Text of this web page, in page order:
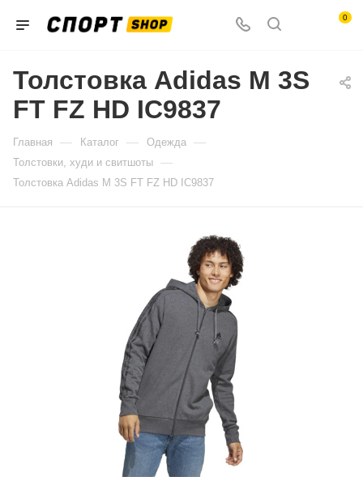
0
Толстовка Adidas M 3S
FT FZ HD IC9837
Главная — Каталог — Одежда —
Толстовки, худи и свитшоты —
Толстовка Adidas M 3S FT FZ HD IC9837